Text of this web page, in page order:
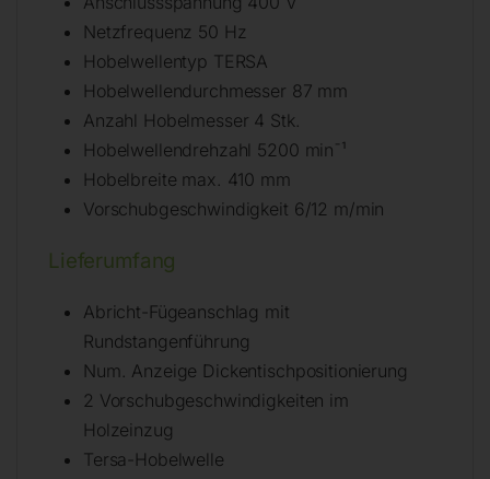
Netzfrequenz 50 Hz
Hobelwellentyp TERSA
Hobelwellendurchmesser 87 mm
Anzahl Hobelmesser 4 Stk.
Hobelwellendrehzahl 5200 min¯¹
Hobelbreite max. 410 mm
Vorschubgeschwindigkeit 6/12 m/min
Lieferumfang
Abricht-Fügeanschlag mit
Rundstangenführung
Num. Anzeige Dickentischpositionierung
2 Vorschubgeschwindigkeiten im
Holzeinzug
Tersa-Hobelwelle